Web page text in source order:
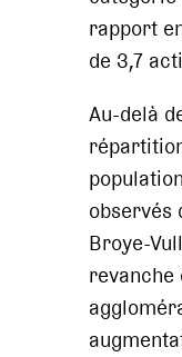
rapport
de 3,7
Au-delà
observés
Broye-
revanche